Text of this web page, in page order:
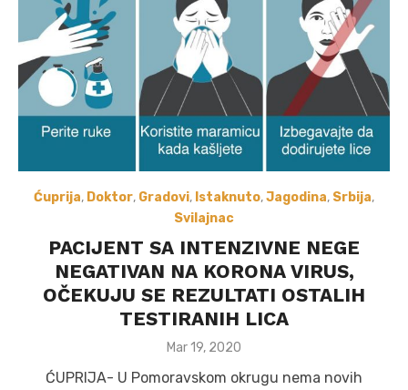
Ćuprija, Doktor, Gradovi, Istaknuto,Jagodina, Srbija,
Svilajnac
PACIJENT SA INTENZIVNE NEGE
NEGATIVAN NA KORONA VIRUS,
OČEKUJU SE REZULTATI OSTALIH
TESTIRANIH LICA
Posted
Mar 19, 2020
ĆUPRIJA- U Pomoravskom okrugu nema novih